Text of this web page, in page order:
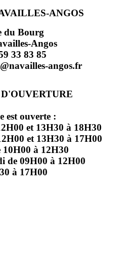
ANGOS
du Bourg
Angos
33 83 85
angos.fr
est ouverte :
et 13H30 à 18H30
et 13H30 à 17H00
à 12H30
de 09H00 à 12H00
à 17H00